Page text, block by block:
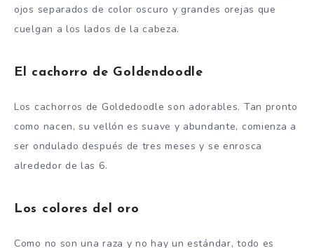
ojos separados de color oscuro y grandes orejas que
cuelgan a los lados de la cabeza.
El cachorro de Goldendoodle
Los cachorros de Goldedoodle son adorables. Tan pronto
como nacen, su vellón es suave y abundante, comienza a
ser ondulado después de tres meses y se enrosca
alrededor de las 6.
Los colores del oro
Como no son una raza y no hay un estándar, todo es